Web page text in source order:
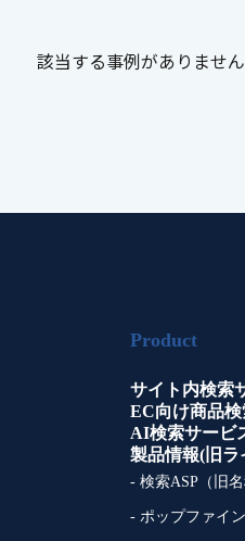
該当する事例がありません
Product
サイト内検索
EC向け商品
AI検索サービ
製品情報(旧ラ
- 検索ASP（旧名
- ポップファイ